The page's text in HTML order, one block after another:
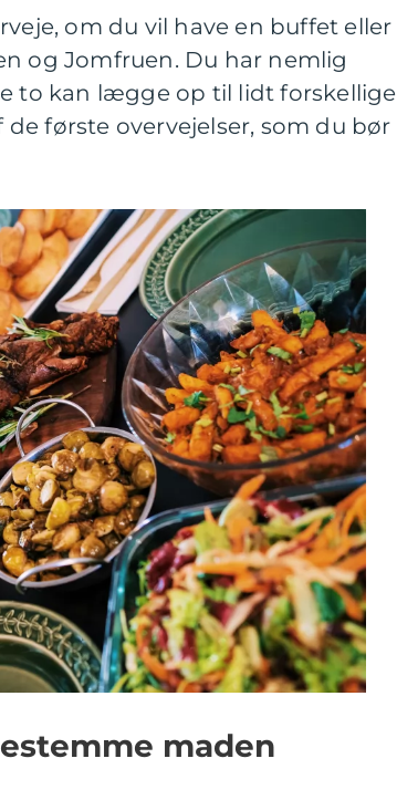
om du vil have en buffet eller
og Jomfruen. Du har nemlig
to kan lægge op til lidt forskellige
første overvejelser, som du bør
maden